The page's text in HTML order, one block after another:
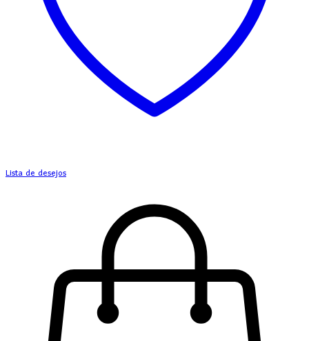
Lista de desejos